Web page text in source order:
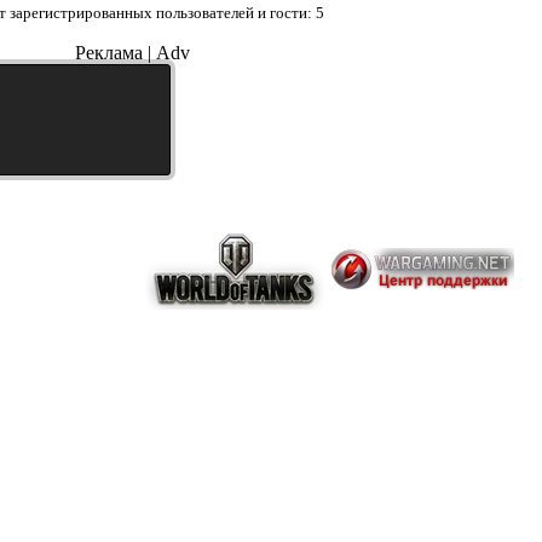
пользователей и гости: 5
Реклама | Adv